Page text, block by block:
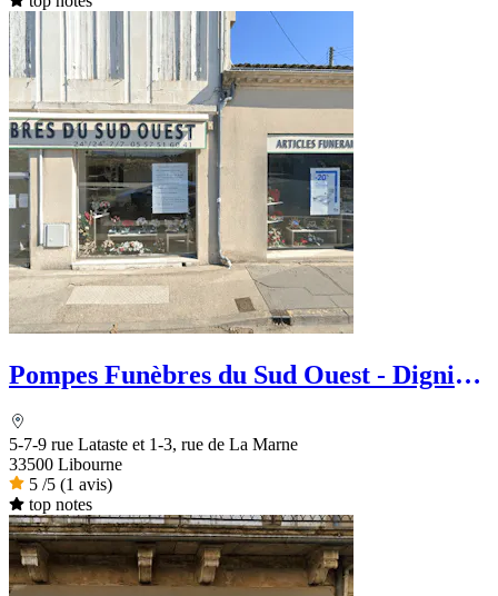
Pompes Funèbres du Sud Ouest - Dignité
5-7-9 rue Lataste et 1-3, rue de La Marne
33500 Libourne
5 /5 (1 avis)
top notes